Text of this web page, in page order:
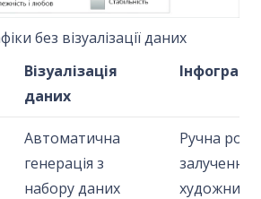
без візуалізації даних
Візуалізація
даних
Автоматична
генерація з
набору даних
Ручна
залученням
художника